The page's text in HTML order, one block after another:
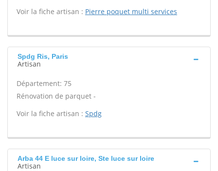
Voir la fiche artisan : Pierre poquet multi services
Spdg Ris, Paris
Artisan
Département: 75
Rénovation de parquet -
Voir la fiche artisan : Spdg
Arba 44 E luce sur loire, Ste luce sur loire
Artisan